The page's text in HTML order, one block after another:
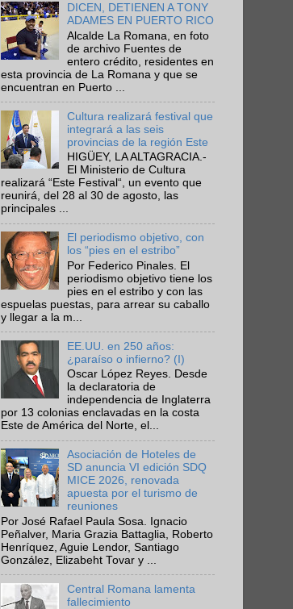
DICEN, DETIENEN A TONY
ADAMES EN PUERTO RICO
Alcalde La Romana, en foto
de archivo Fuentes de
entero crédito, residentes en
esta provincia de La Romana y que se
encuentran en Puerto ...
Cultura realizará festival que
integrará a las seis
provincias de la región Este
HIGÜEY, LA ALTAGRACIA.-
El Ministerio de Cultura
realizará “Este Festival“, un evento que
reunirá, del 28 al 30 de agosto, las
principales ...
El periodismo objetivo, con
los “pies en el estribo”
Por Federico Pinales. El
periodismo objetivo tiene los
pies en el estribo y con las
espuelas puestas, para arrear su caballo
y llegar a la m...
EE.UU. en 250 años:
¿paraíso o infierno? (I)
Oscar López Reyes. Desde
la declaratoria de
independencia de Inglaterra
por 13 colonias enclavadas en la costa
Este de América del Norte, el...
Asociación de Hoteles de
SD anuncia VI edición SDQ
MICE 2026, renovada
apuesta por el turismo de
reuniones
Por José Rafael Paula Sosa. Ignacio
Peñalver, Maria Grazia Battaglia, Roberto
Henríquez, Aguie Lendor, Santiago
González, Elizabeht Tovar y ...
Central Romana lamenta
fallecimiento